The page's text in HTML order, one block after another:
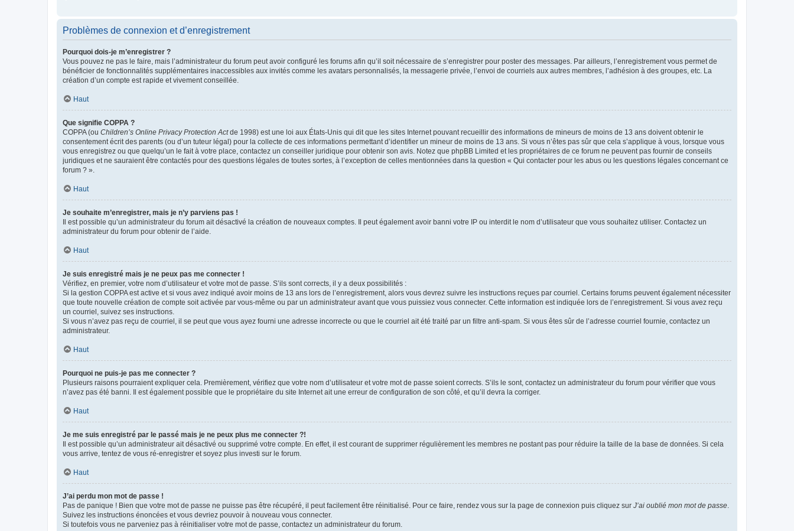
Problèmes de connexion et d’enregistrement
Pourquoi dois-je m’enregistrer ?
Vous pouvez ne pas le faire, mais l’administrateur du forum peut avoir configuré les forums afin qu’il soit nécessaire de s’enregistrer pour poster des messages. Par ailleurs, l’enregistrement vous permet de
bénéficier de fonctionnalités supplémentaires inaccessibles aux invités comme les avatars personnalisés, la messagerie privée, l’envoi de courriels aux autres membres, l’adhésion à des groupes, etc. La
création d’un compte est rapide et vivement conseillée.
Haut
Que signifie COPPA ?
COPPA (ou Children’s Online Privacy Protection Actde 1998) est une loi aux États-Unis qui dit que les sites Internet pouvant recueillir des informations de mineurs de moins de 13 ans doivent obtenir le
consentement écrit des parents (ou d’un tuteur légal) pour la collecte de ces informations permettant d’identifier un mineur de moins de 13 ans. Si vous n’êtes pas sûr que cela s’applique à vous, lorsque vous
vous enregistrez ou que quelqu’un le fait à votre place, contactez un conseiller juridique pour obtenir son avis. Notez que phpBB Limited et les propriétaires de ce forum ne peuvent pas fournir de conseils
juridiques et ne sauraient être contactés pour des questions légales de toutes sortes, à l’exception de celles mentionnées dans la question « Qui contacter pour les abus ou les questions légales concernant ce
forum ? ».
Haut
Je souhaite m’enregistrer, mais je n’y parviens pas !
Il est possible qu’un administrateur du forum ait désactivé la création de nouveaux comptes. Il peut également avoir banni votre IP ou interdit le nom d’utilisateur que vous souhaitez utiliser. Contactez un
administrateur du forum pour obtenir de l’aide.
Haut
Je suis enregistré mais je ne peux pas me connecter !
Vérifiez, en premier, votre nom d’utilisateur et votre mot de passe. S’ils sont corrects, il y a deux possibilités :
Si la gestion COPPA est active et si vous avez indiqué avoir moins de 13 ans lors de l’enregistrement, alors vous devrez suivre les instructions reçues par courriel. Certains forums peuvent également nécessiter
que toute nouvelle création de compte soit activée par vous-même ou par un administrateur avant que vous puissiez vous connecter. Cette information est indiquée lors de l’enregistrement. Si vous avez reçu
un courriel, suivez ses instructions.
Si vous n’avez pas reçu de courriel, il se peut que vous ayez fourni une adresse incorrecte ou que le courriel ait été traité par un filtre anti-spam. Si vous êtes sûr de l’adresse courriel fournie, contactez un
administrateur.
Haut
Pourquoi ne puis-je pas me connecter ?
Plusieurs raisons pourraient expliquer cela. Premièrement, vérifiez que votre nom d’utilisateur et votre mot de passe soient corrects. S’ils le sont, contactez un administrateur du forum pour vérifier que vous
n’avez pas été banni. Il est également possible que le propriétaire du site Internet ait une erreur de configuration de son côté, et qu’il devra la corriger.
Haut
Je me suis enregistré par le passé mais je ne peux plus me connecter ?!
Il est possible qu’un administrateur ait désactivé ou supprimé votre compte. En effet, il est courant de supprimer régulièrement les membres ne postant pas pour réduire la taille de la base de données. Si cela
vous arrive, tentez de vous ré-enregistrer et soyez plus investi sur le forum.
Haut
J’ai perdu mon mot de passe !
Pas de panique ! Bien que votre mot de passe ne puisse pas être récupéré, il peut facilement être réinitialisé. Pour ce faire, rendez vous sur la page de connexion puis cliquez sur J’ai oublié mon mot de passe
Suivez les instructions énoncées et vous devriez pouvoir à nouveau vous connecter.
Si toutefois vous ne parveniez pas à réinitialiser votre mot de passe, contactez un administrateur du forum.